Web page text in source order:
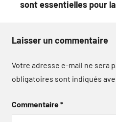
sont essentielles pour
Laisser un commentaire
Votre adresse e-mail ne sera
obligatoires sont indiqués
Commentaire*